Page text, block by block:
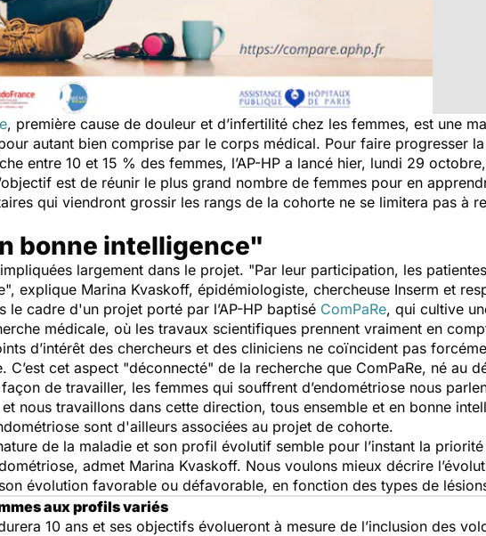
, première cause de douleur et d’infertilité chez les femmes, est une
autant bien comprise par le corps médical. Pour faire progresser
entre 10 et 15 % des femmes, l’AP-HP a lancé hier, lundi 29
est de réunir le plus grand nombre de femmes pour en
qui viendront grossir les rangs de la cohorte ne se limitera pas à
bonne intelligence"
largement dans le projet. "Par leur participation, les
explique Marina Kvaskoff, épidémiologiste, chercheuse Inserm et
le cadre d'un projet porté par l’AP-HP baptisé ComPaRe, qui cultive
médicale, où les travaux scientifiques prennent vraiment en
d’intérêt des chercheurs et des cliniciens ne coïncident pas
C’est cet aspect "déconnecté" de la recherche que ComPaRe, né au
de travailler, les femmes qui souffrent d’endométriose nous
nous travaillons dans cette direction, tous ensemble et en bonne
sont d'ailleurs associées au projet de cohorte.
de la maladie et son profil évolutif semble pour l’instant la
, admet Marina Kvaskoff. Nous voulons mieux décrire
évolution favorable ou défavorable, en fonction des types de
aux profils variés
10 ans et ses objectifs évolueront à mesure de l’inclusion des